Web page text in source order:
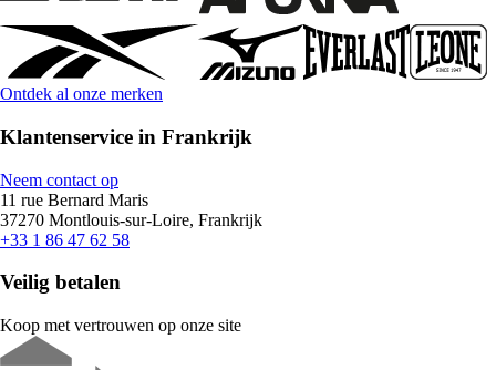
Ontdek al onze merken
Klantenservice in Frankrijk
Neem contact op
11 rue Bernard Maris
37270 Montlouis-sur-Loire, Frankrijk
+33 1 86 47 62 58
Veilig betalen
Koop met vertrouwen op onze site